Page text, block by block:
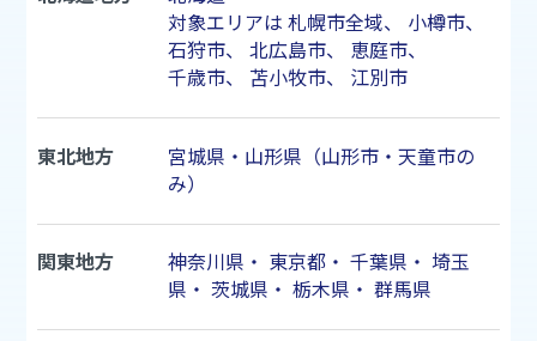
対象エリアは 札幌市全域、 小樽市、
石狩市、 北広島市、 恵庭市、
千歳市、 苫小牧市、 江別市
東北地方
宮城県・山形県（山形市・天童市の
み）
関東地方 神奈川県 ・ 東京都・ 千葉県 ・ 埼玉
県 ・ 茨城県 ・ 栃木県 ・ 群馬県